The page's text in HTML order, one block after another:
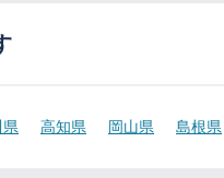
高知県 岡山県 島根県